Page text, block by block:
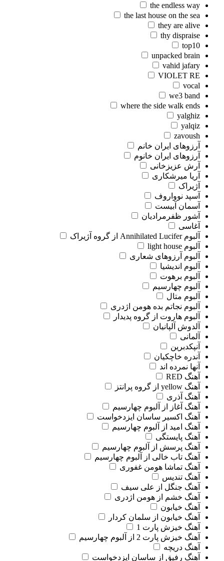
the endless way
the last house on the sea
they are alive
thy dispraise
top10
unpacked brain
vahid jafary
VIOLET RE
vocal
we3 band
where the side walk ends
yalghiz
yalqiz
zavoush
آرزوهای ایران خانم
آرزوهای ایران خانوم
آرش عزیزخانی
آریا میرشکاری
آژیراک
آسپد نوواروف
آسمان آبیست
آشور ظفرمرادیان
آغاسی
آلبوم Annihilated Lucifer از گروه آژیراک
آلبوم light house
آلبوم آرزوهای شعاری
آلبوم اندیشیا
آلبوم برهوت
آلبوم چهارسیم
آلبوم متال
آلبوم نجاتم بده هومن اژدری
آلبوم هاروت از گروه پدیدار
آلدوش آلپانیان
آلمانی
آنپکدبرین
آندره خاچکیان
آنها نمرده اند
آهنگ RED
آهنگ yellow از گروه پرانتز
آهنگ آذری
آهنگ آغاز از آلبوم چهارسیم
آهنگ اکسیر ساسان ایزدخواست
آهنگ امید از آلبوم چهارسیم
آهنگ پایستگی
آهنگ پرسش از آلبوم چهارسیم
آهنگ تاب خالی از آلبوم چهارسیم
آهنگ تماشا هومن غفوری
آهنگ تندیس
آهنگ جنگل از علی سیف
آهنگ خشم از هومن اژدری
آهنگ خیابون
آهنگ خیابون از سلمان کردار
آهنگ خیزش پارت 1
آهنگ خیزش پارت 2 از آلبوم چهارسیم
آهنگ دریچه
آهنگ رفیق از ساسان ایزدخواست